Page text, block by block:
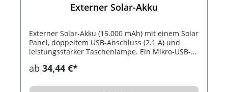
Externer Solar-Akku
Externer Solar-Akku (15.000 mAh) mit einem Solar
Panel, doppeltem USB-Anschluss (2.1 A) und
leistungsstarker Taschenlampe. Ein Mikro-USB-
Staub, Stöße und starkes Spritzwasser. Sie
Solarenergie aufladen. Optimal für unterwegs
ab 34,44 €*